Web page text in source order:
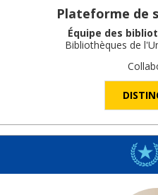
Plateforme de
Équipe des
Bibliothèques de